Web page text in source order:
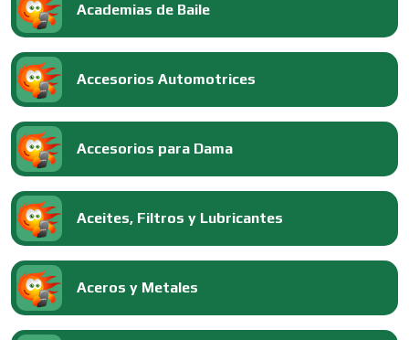
Academias de Baile
Accesorios Automotrices
Accesorios para Dama
Aceites, Filtros y Lubricantes
Aceros y Metales